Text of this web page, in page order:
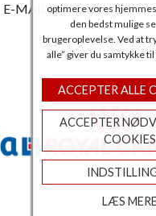
optimere vores
den bedst mulige
brugeroplevelse. Ved at
alle” giver du samtykke
ACCEPTER ALLE
ACCEPTER
COOKIES
LÆS MERE
E-MAIL:post@dkk.dk